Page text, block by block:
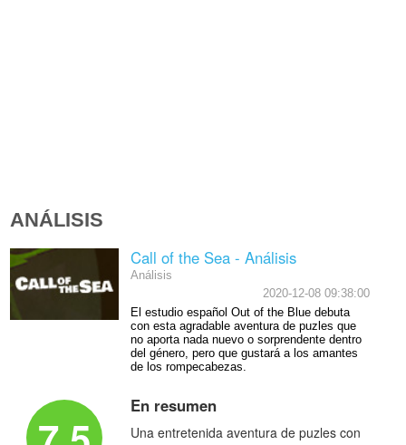
ANÁLISIS
Call of the Sea - Análisis
Análisis
2020-12-08 09:38:00
El estudio español Out of the Blue debuta
con esta agradable aventura de puzles que
no aporta nada nuevo o sorprendente dentro
del género, pero que gustará a los amantes
de los rompecabezas.
En resumen
Una entretenida aventura de puzles con